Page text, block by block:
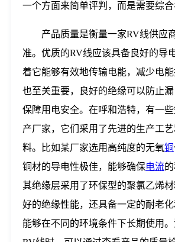
一个方面来简单评判，而是需要综合
产品质量是衡量一家RV线供应
准。优质的RV线应该具备良好的导
着它能够有效地传输电能，减少电
也至关重要，良好的绝缘可以防止漏
保障用电安全。在呼和浩特，有一
产厂家，它们采用了先进的生产工
料。比如某厂家选用高纯度的无氧铜
铜材的导电性极佳，能够确保电流
其绝缘层采用了环保型的聚氯乙烯
好的绝缘性能，还具备一定的耐老化
能够在不同的环境条件下长期使用